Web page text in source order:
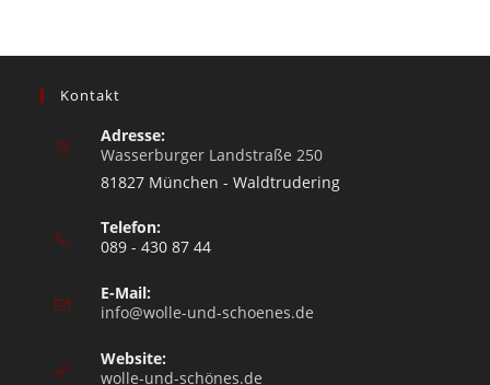
Kontakt
Adresse:
Wasserburger Landstraße 250
81827 München - Waldtrudering
Telefon:
089 - 430 87 44
E-Mail:
info@wolle-und-schoenes.de
Website:
wolle-und-schönes.de